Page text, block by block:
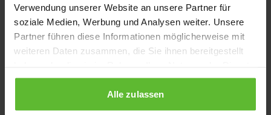
Verwendung unserer Website an unsere Partner für
soziale Medien, Werbung und Analysen weiter. Unsere
Partner führen diese Informationen möglicherweise mit
weiteren Daten zusammen, die Sie ihnen bereitgestellt
gesammelt haben.
Alle zulassen
Application error: a client-side exception has occurred
loading www.kurzwego.de (see the browser console for more
information).